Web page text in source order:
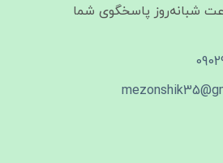
هفته ، ۲۴ ساعت شبانه‌روز پاسخگوی شما